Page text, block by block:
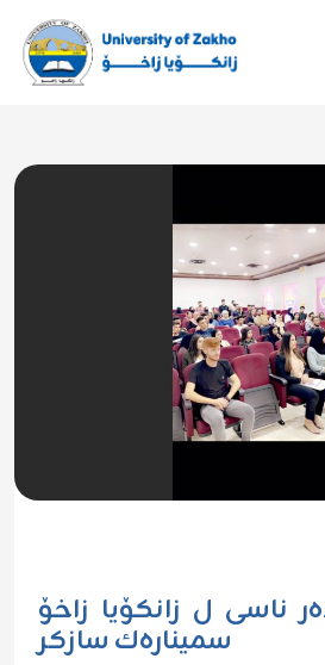
ناسی ل زانکۆیا زاخۆ
سمینارەك سازکر